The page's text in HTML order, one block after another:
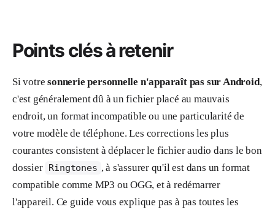
Points clés à retenir
Si votresonnerie personnelle n'apparaît pas sur Android,
c'est généralement dû à un fichier placé au mauvais
endroit, un format incompatible ou une particularité de
votre modèle de téléphone. Les corrections les plus
courantes consistent à déplacer le fichier audio dans le bon
dossier Ringtones , à s'assurer qu'il est dans un format
compatible comme MP3 ou OGG, et à redémarrer
l'appareil. Ce guide vous explique pas à pas toutes les